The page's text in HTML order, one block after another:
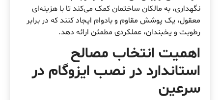
نگهداری، به مالکان ساختمان کمک می‌کند تا با هزینه‌ای
معقول، یک پوشش مقاوم و بادوام ایجاد کنند که در برابر
رطوبت و یخبندان، عملکردی مطمئن ارائه دهد.
اهمیت انتخاب مصالح
استاندارد در نصب ایزوگام در
سرعین